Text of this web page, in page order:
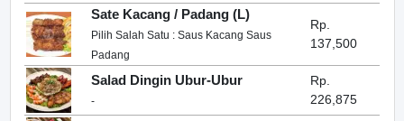
Sate Kacang / Padang (L)
Pilih Salah Satu : Saus Kacang Saus
Padang
Rp.
137,500
Salad Dingin Ubur-Ubur
-
Rp.
226,875